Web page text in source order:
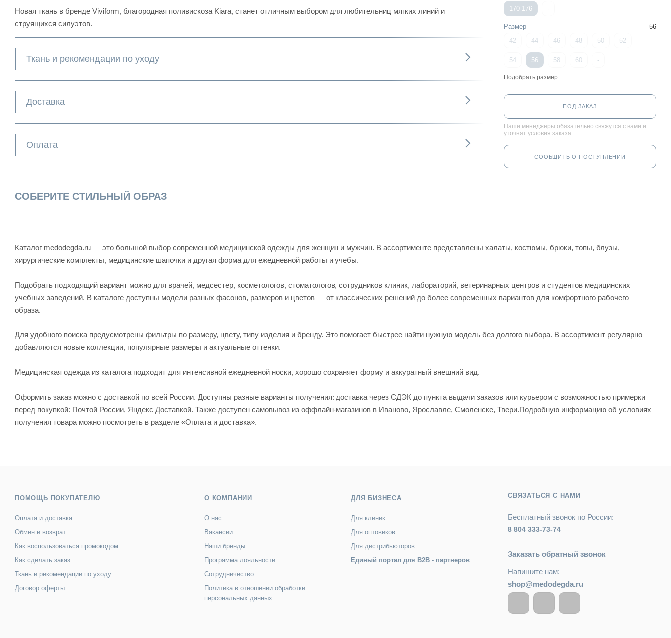
Новая ткань в бренде Viviform, благородная поливискоза Kiara, станет отличным выбором для любительниц мягких линий и
струящихся силуэтов.
Ткань и рекомендации по уходу
Доставка
Оплата
СОБЕРИТЕ СТИЛЬНЫЙ ОБРАЗ
170-176
-
Размер —
56
42
44 46 48 50 52
54 56 58 60 -
Подобрать размер
ПОД ЗАКАЗ
Наши менеджеры обязательно свяжутся с вами и
уточнят условия заказа
СООБЩИТЬ О ПОСТУПЛЕНИИ
Каталог medodegda.ru — это большой выбор современной медицинской одежды для женщин и мужчин. В ассортименте представлены халаты, костюмы, брюки, топы, блузы,
хирургические комплекты, медицинские шапочки и другая форма для ежедневной работы и учебы.
Подобрать подходящий вариант можно для врачей, медсестер, косметологов, стоматологов, сотрудников клиник, лабораторий, ветеринарных центров и студентов медицинских
учебных заведений. В каталоге доступны модели разных фасонов, размеров и цветов — от классических решений до более современных вариантов для комфортного рабочего
образа.
Для удобного поиска предусмотрены фильтры по размеру, цвету, типу изделия и бренду. Это помогает быстрее найти нужную модель без долгого выбора. В ассортимент регулярно
добавляются новые коллекции, популярные размеры и актуальные оттенки.
Медицинская одежда из каталога подходит для интенсивной ежедневной носки, хорошо сохраняет форму и аккуратный внешний вид.
Оформить заказ можно с доставкой по всей России. Доступны разные варианты получения: доставка через СДЭК до пункта выдачи заказов или курьером с возможностью примерки
перед покупкой: Почтой России, Яндекс Доставкой. Также доступен самовывоз из оффлайн-магазинов в Иваново, Ярославле, Смоленске, Твери.Подробную информацию об условиях
получения товара можно посмотреть в разделе «Оплата и доставка».
ПОМОЩЬ ПОКУПАТЕЛЮ
Оплата и доставка
Обмен и возврат
Как воспользоваться промокодом
Как сделать заказ
Ткань и рекомендации по уходу
Договор оферты
О КОМПАНИИ
О нас
Вакансии
Наши бренды
Программа лояльности
Сотрудничество
Политика в отношении обработки
персональных данных
ДЛЯ БИЗНЕСА
Для клиник
Для оптовиков
Для дистрибьюторов
Единый портал для B2B - партнеров
СВЯЗАТЬСЯ С НАМИ
Бесплатный звонок по России:
8 804 333-73-74
Заказать обратный звонок
Напишите нам:
shop@medodegda.ru